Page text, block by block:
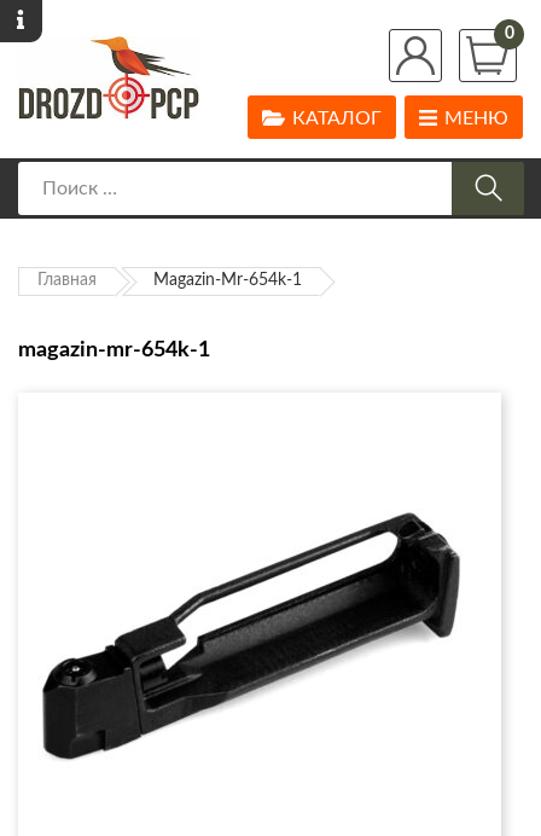
0
МЕНЮ
КАТАЛОГ
Главная Magazin-Mr-654k-1
magazin-mr-654k-1